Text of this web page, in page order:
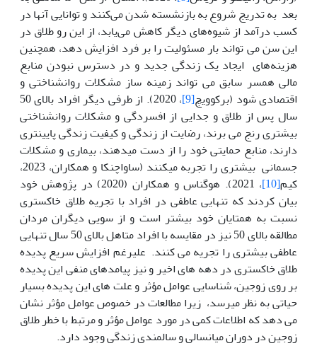
بعد به تدریج شروع به بازنشسته شدن می‌کنند و توانایی آنها در
کسب درآمد از شیوه‌های دیگر کاهش می‌یابد، از این رو طلاق در
این سن می تواند بار مسئولیت را بر فرد افزایش دهد، همچنین
هزینه‌های ایجاد یک زندگی جدید و در دسترس نبودن منابع
مالی همسر سابق می تواند زمینه ساز مشکلات روانشناختی و
اقتصادی شود (برکوویچ[9]
، 2020). از طرفی دیگر افراد بالای 50
سال پس از طلاق و جدایی از افسردگی و مشکلات روانشناختی
بیشتری رنج می برند، رضایت از زندگی و کیفیت زندگی پایین­تری
دارند، منابع حمایتی خود را از دست می­دهند، بیماری و مشکلات
جسمانی بیشتری را تجربه می­کنند (ساواچنکا و همکاران، 2023،
کیم[10]
، 2021). هوگناس و همکاران (2020) در پژوهش خود
بیان کردند که تنهایی عاطفی در افراد با تجریه طلاق خاکستری
نسبت به همتایان خود بیشتر است و از سویی دیگران مردان
مطالقه بالای 50 نیز در مقایسه با افراد متاهل بالای 50 سال تنهایی
عاطفی بیشتری را تجریه می کنند. علیرغم افزایش سریع پدیده
طلاق خاکستری در دهه های اخیر و نیز پیامدهای منفی این پدیده
بر روی زوجین، شناسایی عوامل مؤثر و علت های این پدیده بسیار
حیاتی به نظر می­رسد، زیرا مطالعات در خصوص عوامل مؤثر نشان
می دهد که اطلاعات کمی در مورد عوامل مؤثر و مرتبط با خطر طلاق
زوجین در دوران میانسالی و سالمندی زندگی وجود دارد.